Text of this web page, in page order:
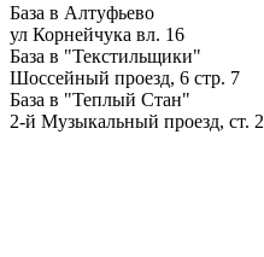
База в Алтуфьево
ул Корнейчука вл. 16
База в "Текстильщики"
Шоссейный проезд, 6 стр. 7
База в "Теплый Стан"
2-й Музыкальный проезд, ст. 2